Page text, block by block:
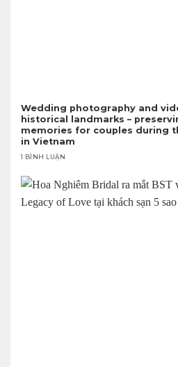
Wedding photography and
historical landmarks –
memories for couples during
in Vietnam
1 BÌNH LUẬN